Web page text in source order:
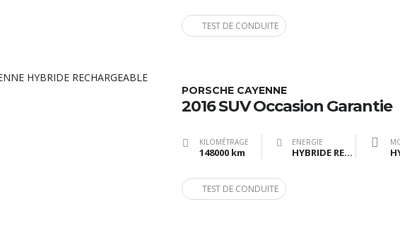
TEST DE CONDUITE
PORSCHE CAYENNE
2016 SUV Occasion Garantie
KILOMÉTRAGE
148000 km
ENERGIE
HYBRIDE RECHARGEABLE
TEST DE CONDUITE